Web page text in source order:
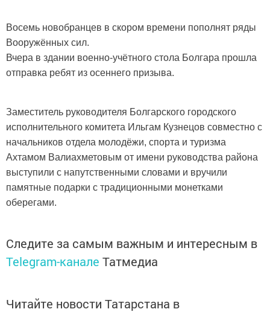
Восемь новобранцев в скором времени пополнят ряды
Вооружённых сил.
Вчера в здании военно-учётного стола Болгара прошла
отправка ребят из осеннего призыва.
Заместитель руководителя Болгарского городского
исполнительного комитета Ильгам Кузнецов совместно с
начальников отдела молодёжи, спорта и туризма
Ахтамом Валиахметовым от имени руководства района
выступили с напутственными словами и вручили
памятные подарки с традиционными монетками
оберегами.
Следите за самым важным и интересным в
Telegram-канале Татмедиа
Читайте новости Татарстана в